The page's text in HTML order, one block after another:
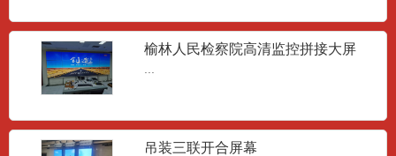
榆林人民检察院高清监控拼接大屏
吊装三联开合屏幕